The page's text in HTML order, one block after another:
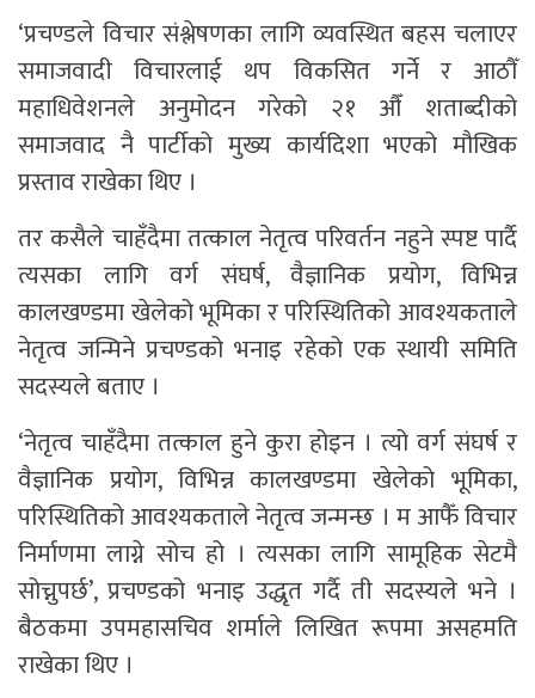
‘प्रचण्डले विचार संश्लेषणका लागि व्यवस्थित बहस चलाएर
समाजवादी विचारलाई थप विकसित गर्ने र आठौँ
महाधिवेशनले अनुमोदन गरेको २१ औँ शताब्दीको
समाजवाद नै पार्टीको मुख्य कार्यदिशा भएको मौखिक
प्रस्ताव राखेका थिए ।
तर कसैले चाहँदैमा तत्काल नेतृत्व परिवर्तन नहुने स्पष्ट पार्दै
त्यसका लागि वर्ग संघर्ष, वैज्ञानिक प्रयोग, विभिन्न
कालखण्डमा खेलेको भूमिका र परिस्थितिको आवश्यकताले
नेतृत्व जन्मिने प्रचण्डको भनाइ रहेको एक स्थायी समिति
सदस्यले बताए ।
‘नेतृत्व चाहँदैमा तत्काल हुने कुरा होइन । त्यो वर्ग संघर्ष र
वैज्ञानिक प्रयोग, विभिन्न कालखण्डमा खेलेको भूमिका,
परिस्थितिको आवश्यकताले नेतृत्व जन्मन्छ । म आफैँ विचार
निर्माणमा लाग्ने सोच हो । त्यसका लागि सामूहिक सेटमै
सोच्नुपर्छ’, प्रचण्डको भनाइ उद्धृत गर्दै ती सदस्यले भने ।
बैठकमा उपमहासचिव शर्माले लिखित रूपमा असहमति
राखेका थिए ।